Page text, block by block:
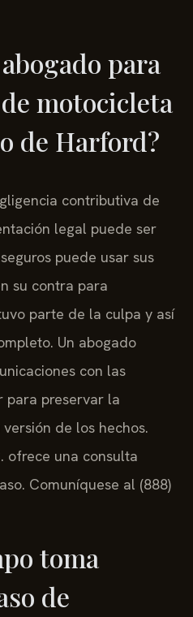
para
motocicleta
de Harford?
contributiva de
legal puede ser
puede usar sus
su contra para
parte de la culpa y así
Un abogado
con las
para preservar la
de los hechos.
ofrece una consulta
Comuníquese al (888)
toma
de